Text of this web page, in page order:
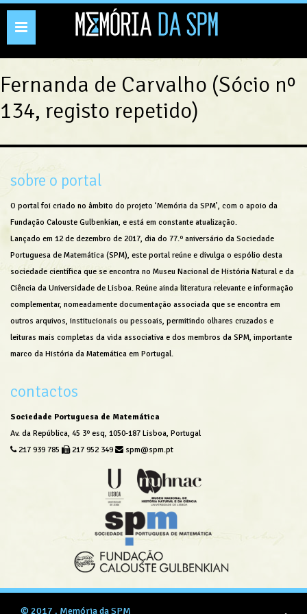
Toggle
navigation
Fernanda de Carvalho (Sócio nº
134, registo repetido)
sobre o portal
O portal foi criado no âmbito do projeto ‘Memória da SPM’, com o apoio da
Fundação Calouste Gulbenkian, e está em constante atualização.
Lançado em 12 de dezembro de 2017, dia do 77.º aniversário da Sociedade
Portuguesa de Matemática (SPM), este portal reúne e divulga o espólio desta
sociedade científica que se encontra no Museu Nacional de História Natural e da
Ciência da Universidade de Lisboa. Reúne ainda literatura relevante e informação
complementar, nomeadamente documentação associada que se encontra em
outros arquivos, institucionais ou pessoais, permitindo olhares cruzados e
leituras mais completas da vida associativa e dos membros da SPM, importante
marco da História da Matemática em Portugal.
contactos
Sociedade Portuguesa de Matemática
Av. da República, 45 3º esq, 1050-187 Lisboa, Portugal
217 939 785
217 952 349 spm@spm.pt
© 2017 . Memória da SPM